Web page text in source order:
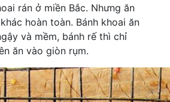
rán ở miền Bắc. Nhưng ăn
hoàn toàn. Bánh khoai ăn
và mềm, bánh rế thì chỉ
ăn vào giòn rụm.